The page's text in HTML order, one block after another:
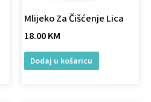
Mlijeko Za Čišćenje Lica
18.00KM
Dodaj u košaricu